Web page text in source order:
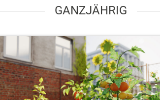
GANZJÄHRIG